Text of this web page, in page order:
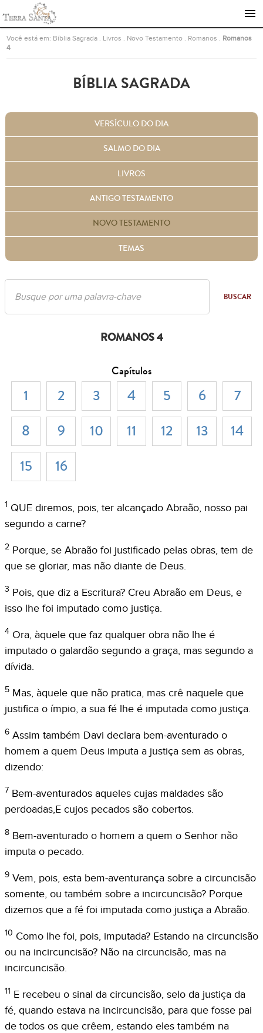
Ir para a página inicial
Você está em: Bíblia Sagrada Livros Novo Testamento Romanos
Romanos
4
BÍBLIA SAGRADA
VERSÍCULO DO DIA
SALMO DO DIA
LIVROS
ANTIGO TESTAMENTO
NOVO TESTAMENTO
TEMAS
BUSCAR
ROMANOS 4
1 QUE diremos, pois, ter alcançado Abraão, nosso pai
segundo a carne?
2 Porque, se Abraão foi justificado pelas obras, tem de
que se gloriar, mas não diante de Deus.
3 Pois, que diz a Escritura? Creu Abraão em Deus, e
isso lhe foi imputado como justiça.
4 Ora, àquele que faz qualquer obra não lhe é
imputado o galardão segundo a graça, mas segundo a
dívida.
5 Mas, àquele que não pratica, mas crê naquele que
justifica o ímpio, a sua fé lhe é imputada como justiça.
6 Assim também Davi declara bem-aventurado o
homem a quem Deus imputa a justiça sem as obras,
dizendo:
7 Bem-aventurados aqueles cujas maldades são
perdoadas,E cujos pecados são cobertos.
8 Bem-aventurado o homem a quem o Senhor não
imputa o pecado.
9 Vem, pois, esta bem-aventurança sobre a circuncisão
somente, ou também sobre a incircuncisão? Porque
dizemos que a fé foi imputada como justiça a Abraão.
10 Como lhe foi, pois, imputada? Estando na circuncisão
ou na incircuncisão? Não na circuncisão, mas na
incircuncisão.
11 E recebeu o sinal da circuncisão, selo da justiça da
fé, quando estava na incircuncisão, para que fosse pai
de todos os que crêem, estando eles também na
Capítulos
1 2 3 4 5 6
7
8
9 10 11 12 13
14
15
16